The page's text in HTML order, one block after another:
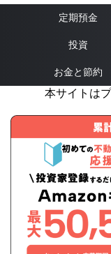
定期預金
投資
お金と節約
本サイトは